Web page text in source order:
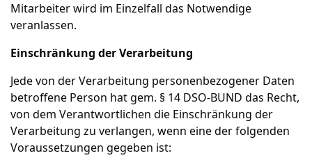
Mitarbeiter wird im Einzelfall das Notwendige
veranlassen.
Einschränkung der Verarbeitung
Jede von der Verarbeitung personenbezogener Daten
betroffene Person hat gem. § 14 DSO-BUND das Recht,
von dem Verantwortlichen die Einschränkung der
Verarbeitung zu verlangen, wenn eine der folgenden
Voraussetzungen gegeben ist: